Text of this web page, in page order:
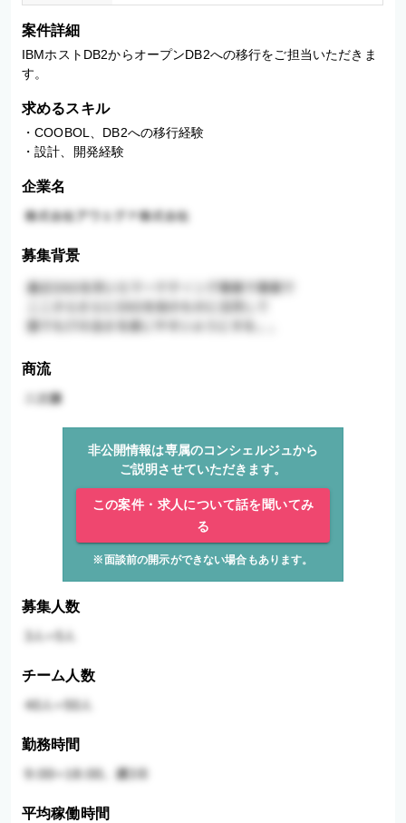
案件詳細
IBMホストDB2からオープンDB2への移行をご担当いただきま
す。
求めるスキル
・COOBOL、DB2への移行経験
・設計、開発経験
企業名
募集背景
商流
非公開情報は専属のコンシェルジュから
ご説明させていただきます。
この案件・求人について話を聞いてみ
る
※面談前の開示ができない場合もあります。
募集人数
チーム人数
勤務時間
平均稼働時間